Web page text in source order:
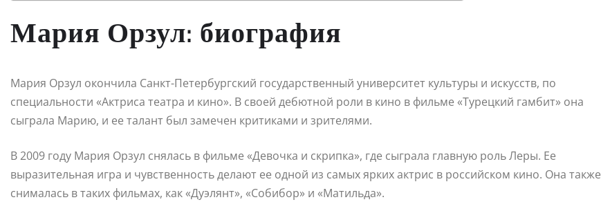
Мария Орзул: биография
Мария Орзул окончила Санкт-Петербургский государственный университет культуры и искусств, по
специальности «Актриса театра и кино». В своей дебютной роли в кино в фильме «Турецкий гамбит» она
сыграла Марию, и ее талант был замечен критиками и зрителями.
В 2009 году Мария Орзул снялась в фильме «Девочка и скрипка», где сыграла главную роль Леры. Ее
выразительная игра и чувственность делают ее одной из самых ярких актрис в российском кино. Она также
снималась в таких фильмах, как «Дуэлянт», «Собибор» и «Матильда».